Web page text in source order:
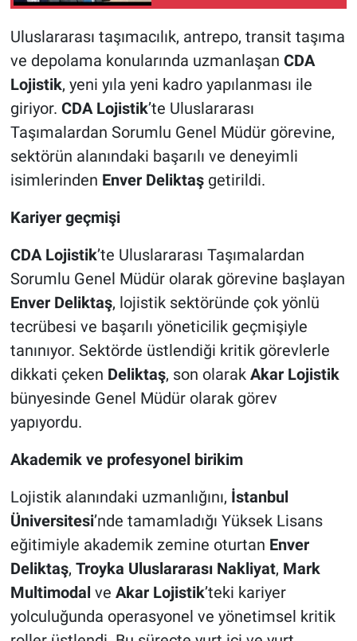
Uluslararası taşımacılık, antrepo, transit taşıma
ve depolama konularında uzmanlaşan CDA
Lojistik, yeni yıla yeni kadro yapılanması ile
giriyor. CDA Lojistik’te Uluslararası
Taşımalardan Sorumlu Genel Müdür görevine,
sektörün alanındaki başarılı ve deneyimli
isimlerinden Enver Deliktaşgetirildi.
Kariyer geçmişi
CDA Lojistik’te Uluslararası Taşımalardan
Sorumlu Genel Müdür olarak görevine başlayan
Enver Deliktaş, lojistik sektöründe çok yönlü
tecrübesi ve başarılı yöneticilik geçmişiyle
tanınıyor. Sektörde üstlendiği kritik görevlerle
dikkati çeken Deliktaş, son olarak Akar Lojistik
bünyesinde Genel Müdür olarak görev
yapıyordu.
Akademik ve profesyonel birikim
Lojistik alanındaki uzmanlığını, İstanbul
Üniversitesi’nde tamamladığı Yüksek Lisans
eğitimiyle akademik zemine oturtan Enver
Deliktaş, Troyka Uluslararası Nakliyat, Mark
Multimodal ve Akar Lojistik’teki kariyer
yolculuğunda operasyonel ve yönetimsel kritik